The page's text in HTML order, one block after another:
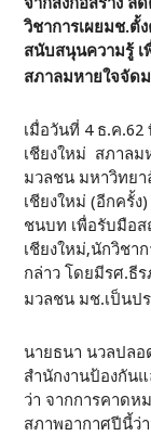
วิชาการเผยมช.
สนับสนุนความรู้ เ
สภาลมหายใจจัด
เมื่อวันที่ 4 ธ.ค
เชียงใหม่ สภาลม
มวลชน มหาวิทยา
เชียงใหม่ (อีกครั้
ชนบท เพื่อรับมือ
เชียงใหม่,นักวิชา
กล่าว โดยมีรศ.ธี
มวลชน มช.เป็นป
นายธนา นวลปลอ
สำนักงานป้องกัน
ว่า จากการคาดห
สภาพอากาศปีนี้ว่